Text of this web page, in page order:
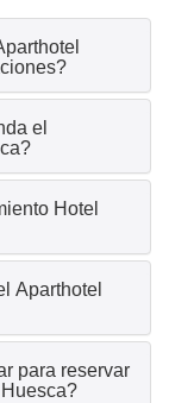
el
Hotel
Aparthotel
para reservar